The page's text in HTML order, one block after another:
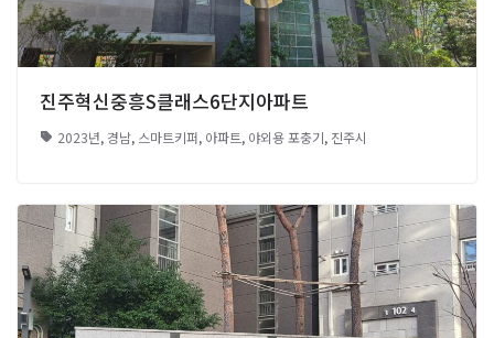
진주혁신중흥S클래스6단지아파트
2023년, 경남, 스마트키퍼, 아파트, 야외용 포충기, 진주시